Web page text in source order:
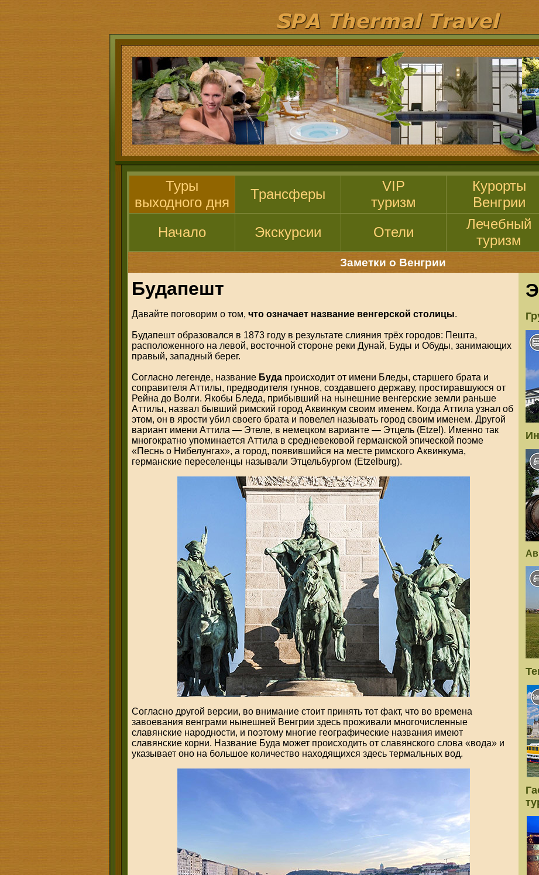
Туры
выходного дня
Трансферы
VIP
туризм
Курорты
Венгрии
Начало
Экскурсии Отели
Лечебный
туризм
Заметки о Венгрии
Будапешт
Давайте поговорим о том, что означает название венгерской столицы.
Будапешт образовался в 1873 году в результате слияния трёх городов: Пешта,
расположенного на левой, восточной стороне реки Дунай, Буды и Обуды, занимающих
правый, западный берег.
Согласно легенде, название Буда происходит от имени Бледы, старшего брата и
соправителя Аттилы, предводителя гуннов, создавшего державу, простиравшуюся от
Рейна до Волги. Якобы Бледа, прибывший на нынешние венгерские земли раньше
Аттилы, назвал бывший римский город Аквинкум своим именем. Когда Аттила узнал об
этом, он в ярости убил своего брата и повелел называть город своим именем. Другой
вариант имени Аттила — Этеле, в немецком варианте — Этцель (Etzel). Именно так
многократно упоминается Аттила в средневековой германской эпической поэме
«Песнь о Нибелунгах», а город, появившийся на месте римского Аквинкума,
германские переселенцы называли Этцельбургом (Etzelburg).
Согласно другой версии, во внимание стоит принять тот факт, что во времена
завоевания венграми нынешней Венгрии здесь проживали многочисленные
славянские народности, и поэтому многие географические названия имеют
славянские корни. Название Буда может происходить от славянского слова «вода» и
указывает оно на большое количество находящихся здесь термальных вод.